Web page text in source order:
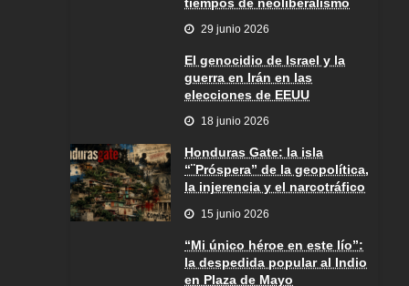
29 junio 2026
El genocidio de Israel y la
guerra en Irán en las
elecciones de EEUU
18 junio 2026
Honduras Gate: la isla
“¨Próspera” de la geopolítica,
la injerencia y el narcotráfico
15 junio 2026
“Mi único héroe en este lío”:
la despedida popular al Indio
en Plaza de Mayo